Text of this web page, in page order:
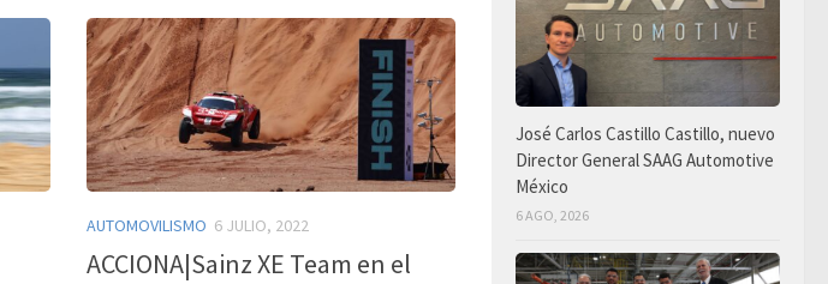
AUTOMOVILISMO 6 JULIO, 2022
ACCIONA|Sainz XE Team en el
José Carlos Castillo Castillo, nuevo
Director General SAAG Automotive
México
6 AGO, 2026